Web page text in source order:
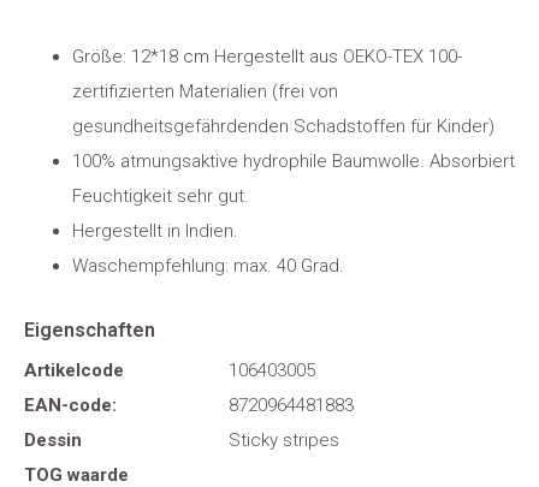
Größe: 12*18 cm Hergestellt aus OEKO-TEX 100-
zertifizierten Materialien (frei von
gesundheitsgefährdenden Schadstoffen für Kinder)
100% atmungsaktive hydrophile Baumwolle. Absorbiert
Feuchtigkeit sehr gut.
Hergestellt in Indien.
Waschempfehlung: max. 40 Grad.
Eigenschaften
Artikelcode
106403005
EAN-code:
8720964481883
Dessin
Sticky stripes
TOG waarde